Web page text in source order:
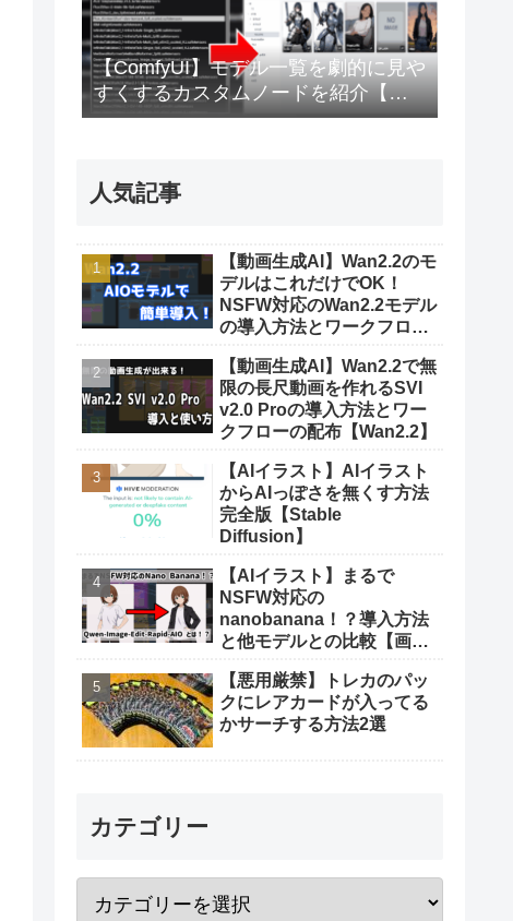
【ComfyUI】モデル一覧を劇的に見や
すくするカスタムノードを紹介【画
像生成AI】
人気記事
【動画生成AI】Wan2.2のモ
デルはこれだけでOK！
NSFW対応のWan2.2モデル
の導入方法とワークフロー
【動画生成AI】Wan2.2で無
限の長尺動画を作れるSVI
v2.0 Proの導入方法とワー
クフローの配布【Wan2.2】
【AIイラスト】AIイラスト
からAIっぽさを無くす方法
完全版【Stable
Diffusion】
【AIイラスト】まるで
NSFW対応の
nanobanana！？導入方法
と他モデルとの比較【画像
【悪用厳禁】トレカのパッ
クにレアカードが入ってる
かサーチする方法2選
カテゴリー